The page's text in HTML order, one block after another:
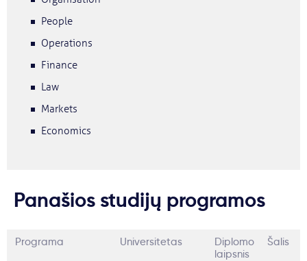
People
Operations
Finance
Law
Markets
Economics
Panašios studijų programos
Programa Universitetas
Diplomo
laipsnis
Šalis